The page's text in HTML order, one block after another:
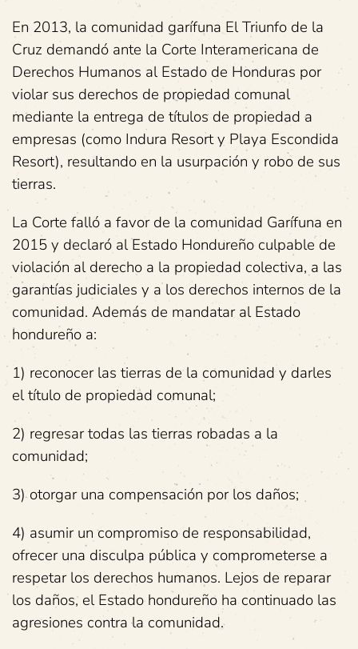
En 2013, la comunidad garífuna El Triunfo de la
Cruz demandó ante la Corte Interamericana de
Derechos Humanos al Estado de Honduras por
violar sus derechos de propiedad comunal
mediante la entrega de títulos de propiedad a
empresas (como Indura Resort y Playa Escondida
Resort), resultando en la usurpación y robo de sus
tierras.
La Corte falló a favor de la comunidad Garífuna en
2015 y declaró al Estado Hondureño culpable de
violación al derecho a la propiedad colectiva, a las
garantías judiciales y a los derechos internos de la
comunidad. Además de mandatar al Estado
hondureño a:
1) reconocer las tierras de la comunidad y darles
el título de propiedad comunal;
2) regresar todas las tierras robadas a la
comunidad;
3) otorgar una compensación por los daños;
4) asumir un compromiso de responsabilidad,
ofrecer una disculpa pública y comprometerse a
respetar los derechos humanos. Lejos de reparar
los daños, el Estado hondureño ha continuado las
agresiones contra la comunidad.